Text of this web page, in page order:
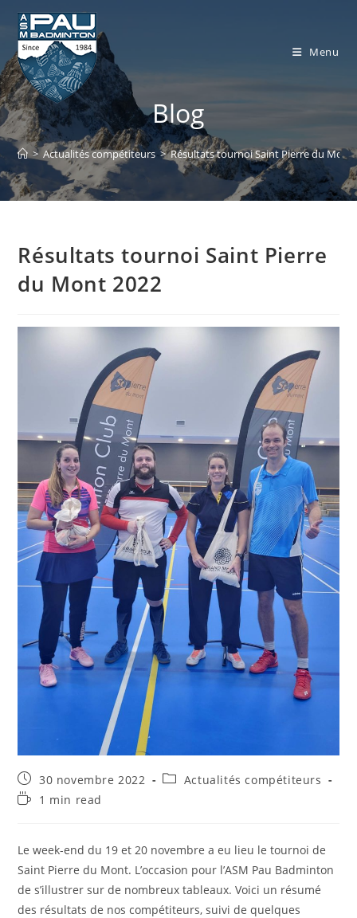
Skip
content
Menu
Blog
> Actualités compétiteurs > Résultats tournoi Saint Pierre du Mont
Résultats tournoi Saint Pierre
du Mont 2022
Publication
publiée :
30 novembre 2022
PostActualités compétiteurs
Temps1 min read
Le week-end du 19 et 20 novembre a eu lieu le tournoi de
Saint Pierre du Mont. L’occasion pour l’ASM Pau Badminton
de s’illustrer sur de nombreux tableaux. Voici un résumé
des résultats de nos compétiteurs, suivi de quelques